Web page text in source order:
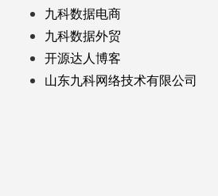
九科数据电商
九科数据外贸
开源达人博客
山东九科网络技术有限公司